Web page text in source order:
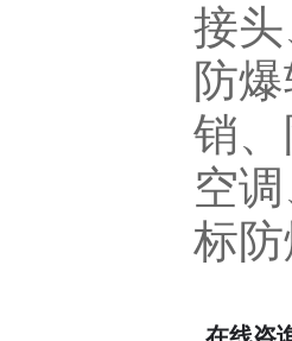
接
防
销
空
标